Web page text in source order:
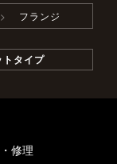
フランジ
トタイプ
修理